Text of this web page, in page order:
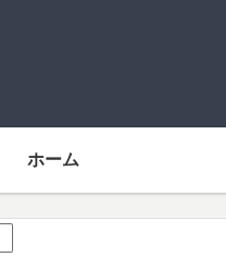
ホーム